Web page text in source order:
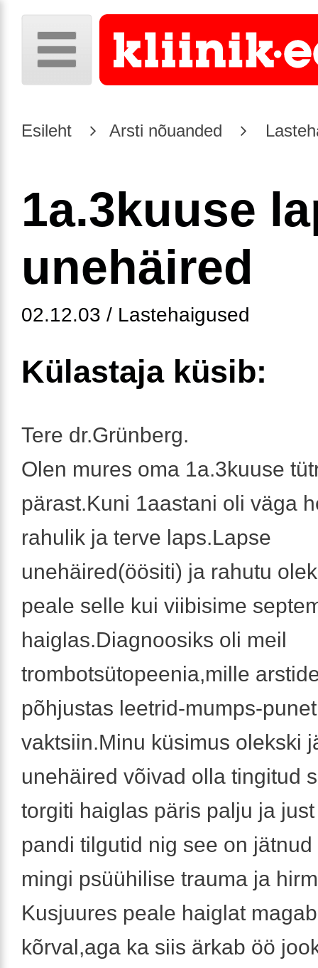
Esileht Arsti nõuanded
1a.3kuuse
unehäired
02.12.03 / Lastehaigused
Külastaja küsib:
Tere dr.Grünberg.
Olen mures oma 1a.3kuuse
pärast.Kuni 1aastani oli väga
rahulik ja terve laps.Lapse
unehäired(öösiti) ja rahutu
peale selle kui viibisime
haiglas.Diagnoosiks oli meil
trombotsütopeenia,mille
põhjustas leetrid-mumps-
vaktsiin.Minu küsimus olekski
unehäired võivad olla tingitud
torgiti haiglas päris palju ja
pandi tilgutid nig see on
mingi psüühilise trauma ja
Kusjuures peale haiglat
kõrval,aga ka siis ärkab öö